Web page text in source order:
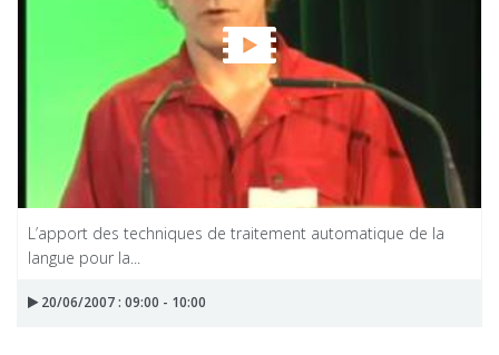
L’apport des techniques de traitement automatique de la
langue pour la...
20/06/2007 : 09:00 - 10:00